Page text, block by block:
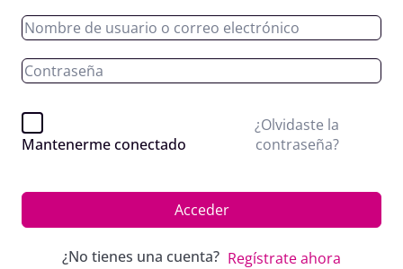
Mantenerme conectado
¿Olvidaste la
contraseña?
Acceder
¿No tienes una cuenta? Regístrate ahora